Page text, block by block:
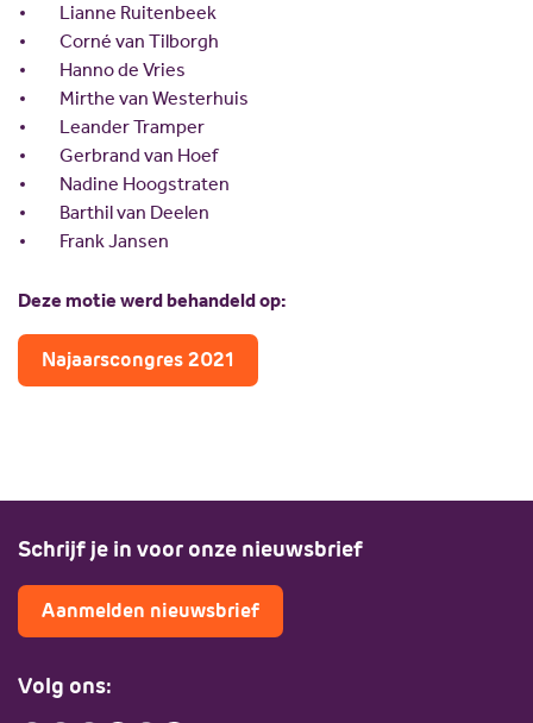
Lianne Ruitenbeek
Corné van Tilborgh
Hanno de Vries
Mirthe van Westerhuis
Leander Tramper
Gerbrand van Hoef
Nadine Hoogstraten
Barthil van Deelen
Frank Jansen
Deze motie werd behandeld op:
Najaarscongres 2021
Schrijf je in voor onze nieuwsbrief
Aanmelden nieuwsbrief
Volg ons: